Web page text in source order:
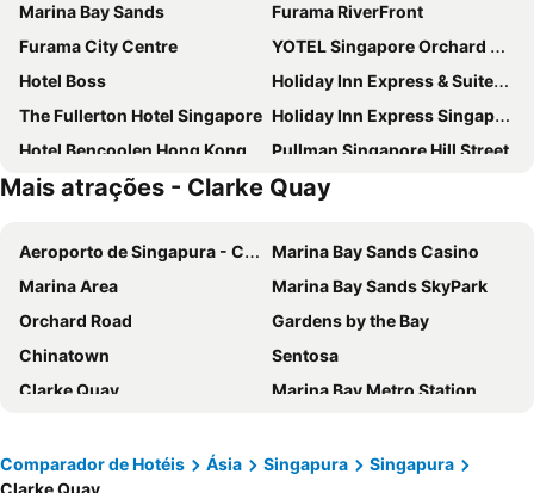
Marina Bay Sands
Furama RiverFront
Furama City Centre
YOTEL Singapore Orchard Road
Hotel Boss
Holiday Inn Express & Suites Singapore Novena By Ihg
The Fullerton Hotel Singapore Holiday Inn Express Singapore Clarke Quay By Ihg
Hotel Bencoolen Hong Kong Street
Pullman Singapore Hill Street
Mercure ICON Singapore City Centre
The Laurus, a Luxury Collection Resort, Singapore
V Hotel Lavender
Hotel Mi Rochor
PARKROYAL COLLECTION Pickering, Singapore
Hilton Garden Inn Singapore Serangoon
Fairmont Singapore
lyf Funan Singapore
Carlton Hotel Singapore
Amara Singapore
PARKROYAL on Beach Road
Grand Park City Hall
Hotel Indigo Singapore Katong by IHG
Village Hotel Changi by Far East Hospitality
Mais atrações - Clarke Quay
Aeroporto de Singapura - Changi
Marina Bay Sands Casino
Marina Area
Marina Bay Sands SkyPark
Orchard Road
Gardens by the Bay
Chinatown
Sentosa
Clarke Quay
Marina Bay Metro Station
Bugis
Epicurean Market
Comparador de Hotéis Ásia Singapura
Singapura